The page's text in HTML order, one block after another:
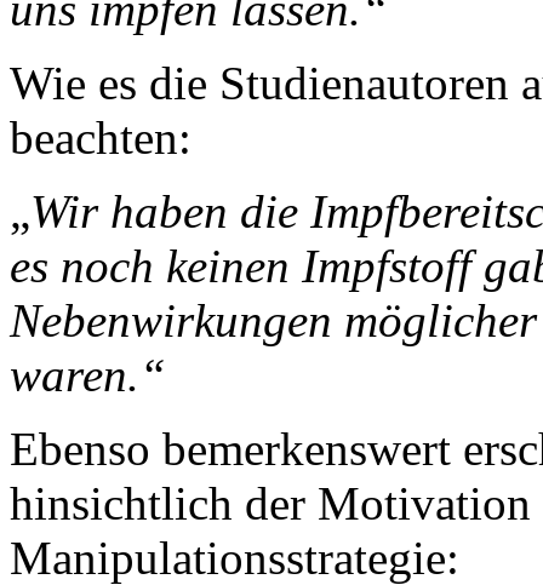
Wie es die Studienautoren
beachten:
„Wir haben die
es noch keinen Impfstoff
Nebenwirkungen
waren.“
Ebenso bemerkenswert
hinsichtlich der Motivation
Manipulationsstrategie: